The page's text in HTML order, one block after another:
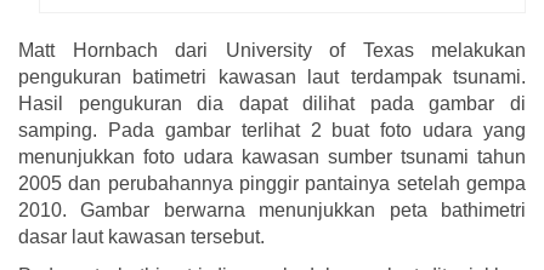
Matt Hornbach dari University of Texas melakukan
pengukuran batimetri kawasan laut terdampak tsunami.
Hasil pengukuran dia dapat dilihat pada gambar di
samping. Pada gambar terlihat 2 buat foto udara yang
menunjukkan foto udara kawasan sumber tsunami tahun
2005 dan perubahannya pinggir pantainya setelah gempa
2010. Gambar berwarna menunjukkan peta bathimetri
dasar laut kawasan tersebut.